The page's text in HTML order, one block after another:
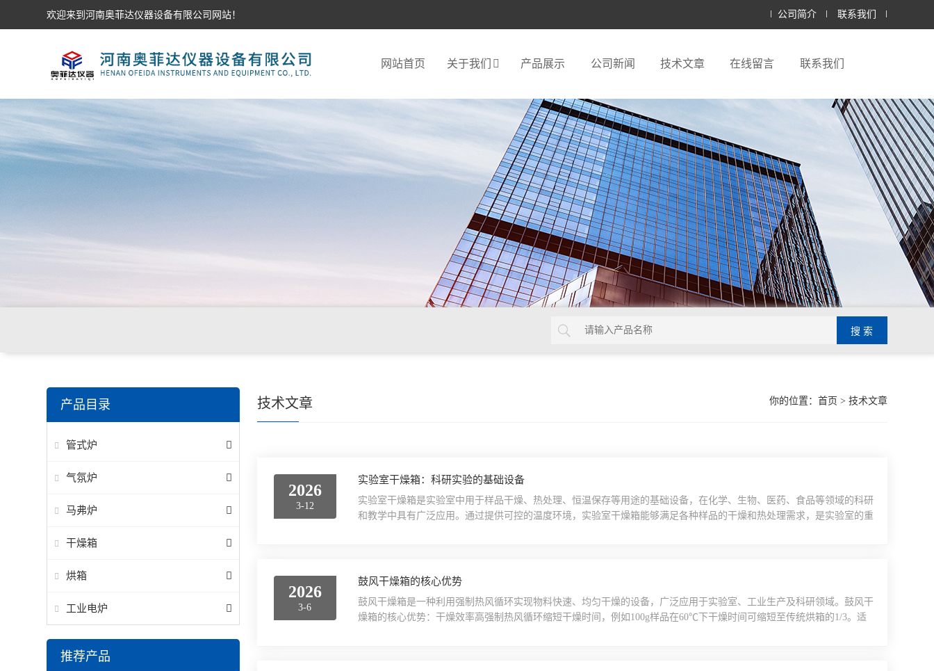
欢迎来到河南奥菲达仪器设备有限公司网站！ 公司简介 联系我们
网站首页 关于我们 产品展示 公司新闻 技术文章 在线留言 联系我们
产品目录
管式炉
气氛炉
马弗炉
干燥箱
烘箱
工业电炉
推荐产品
你的位置： 首页 > 技术文章
技术文章
2026
3-12
实验室干燥箱：科研实验的基础设备
实验室干燥箱是实验室中用于样品干燥、热处理、恒温保存等用途的基础设备，在化学、生物、医药、食品等领域的科研
和教学中具有广泛应用。通过提供可控的温度环境，实验室干燥箱能够满足各种样品的干燥和热处理需求，是实验室的重
2026
3-6
鼓风干燥箱的核心优势
鼓风干燥箱是一种利用强制热风循环实现物料快速、均匀干燥的设备，广泛应用于实验室、工业生产及科研领域。鼓风干
燥箱的核心优势：干燥效率高强制热风循环缩短干燥时间，例如100g样品在60℃下干燥时间可缩短至传统烘箱的1/3。适